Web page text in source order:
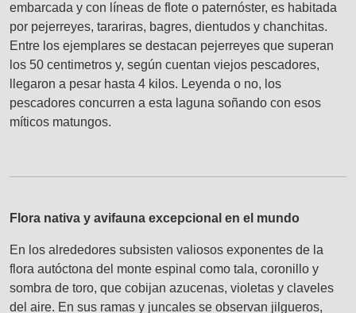
embarcada y con líneas de flote o paternóster, es habitada
por pejerreyes, tarariras, bagres, dientudos y chanchitas.
Entre los ejemplares se destacan pejerreyes que superan
los 50 centimetros y, según cuentan viejos pescadores,
llegaron a pesar hasta 4 kilos. Leyenda o no, los
pescadores concurren a esta laguna soñando con esos
míticos matungos.
Flora nativa y avifauna excepcional en el mundo
En los alrededores subsisten valiosos exponentes de la
flora autóctona del monte espinal como tala, coronillo y
sombra de toro, que cobijan azucenas, violetas y claveles
del aire. En sus ramas y juncales se observan jilgueros,